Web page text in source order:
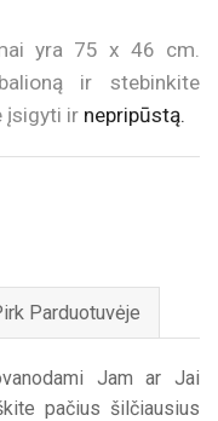
yra 75 x 46 cm.
ir stebinkite
įsigyti ir nepripūstą.
Parduotuvėje
Jam ar Jai
pačius šilčiausius